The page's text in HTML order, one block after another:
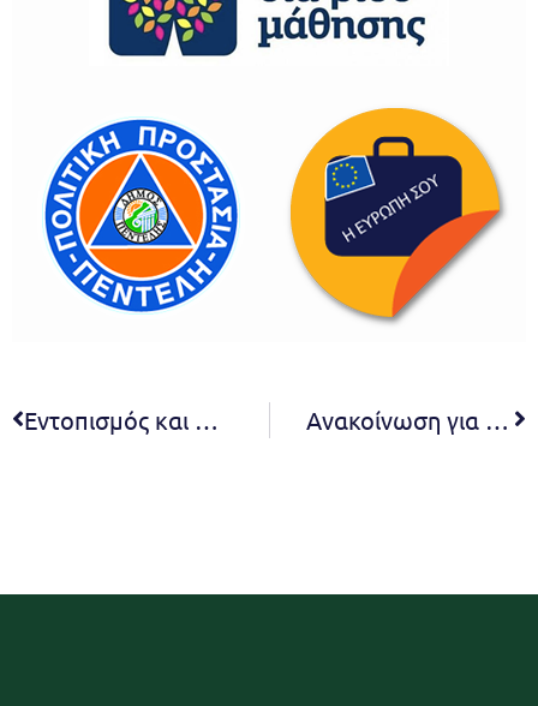
Εντοπισμός και άμεση κατάσβεση εστίας φωτιάς εντός του νοσοκομείου πρώην Παπαδημητρίου Ανακοίνωση για την πρόσληψη προσωπικού με σύμβαση εργασίας ιδιωτικού δικαίου ορισμένου χρόνου, διάρκειας ενάμιση (1,5) μηνών για την αντιμετώπιση κατεπειγουσών και έκτακτων εποχικών αναγκών για την Καθαριότητα των χώρων -εγκαταστάσεων δράσεων της καλοκαιρινής δημιουργικής απασχόλησης παιδιών ( summer-cαmp)